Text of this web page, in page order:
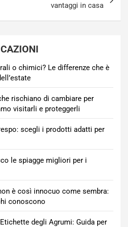
vantaggi in casa
o chimici? Le differenze che è
rischiano di cambiare per
visitarli e proteggerli
scegli i prodotti adatti per
le spiagge migliori per i
è così innocuo come sembra:
conoscono
degli Agrumi: Guida per